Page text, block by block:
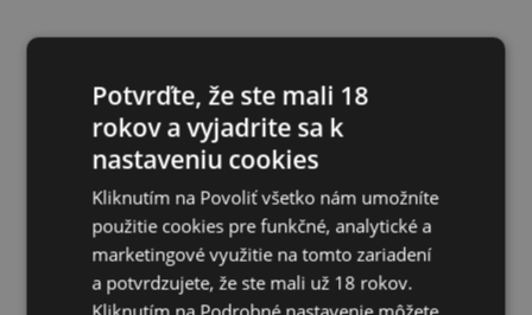
Potvrďte, že ste mali 18
rokov a vyjadrite sa k
nastaveniu cookies
Kliknutím na Povoliť všetko nám umožníte
použitie cookies pre funkčné, analytické a
marketingové využitie na tomto zariadení
a potvrdzujete, že ste mali už 18 rokov.